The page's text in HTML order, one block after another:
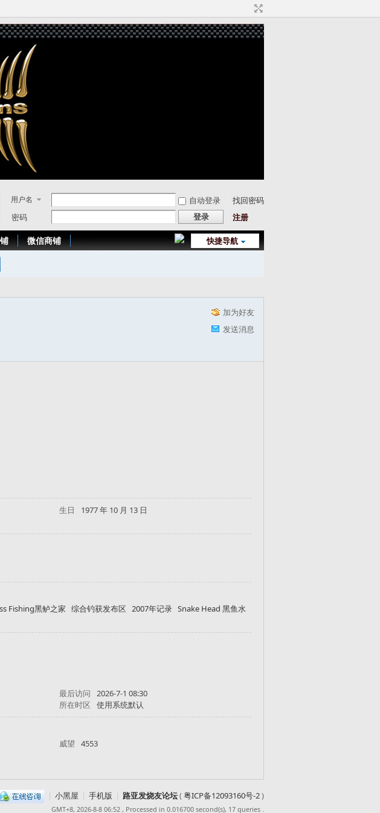
用户名 自动登录
找回密码
密码
登录 注册
快捷导航
微信商铺
加为好友
发送消息
生日
1977 年 10 月 13 日
Fishing黑鲈之家 综合钓获发布区 2007年记录 Snake Head 黑鱼水
最后访问
2026-7-1 08:30
所在时区 使用系统默认
威望
4553
| 小黑屋 | 手机版 | 路亚发烧友论坛(粤ICP备12093160号-2)
GMT+8, 2026-8-8 06:52 , Processed in 0.016700 second(s), 17 queries .